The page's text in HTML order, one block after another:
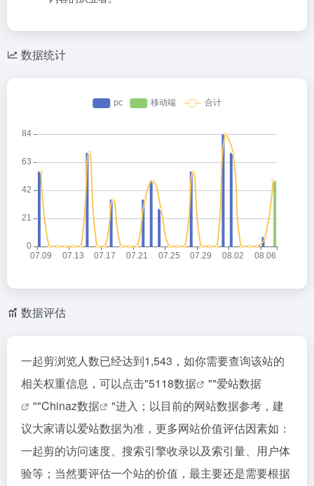
数据统计
数据评估
一起剪浏览人数已经达到1,543，如你需要查询该站的
相关权重信息，可以点击"5118数据 ""爱站数据
""Chinaz数据
"进入；以目前的网站数据参考，建
议大家请以爱站数据为准，更多网站价值评估因素如：
一起剪的访问速度、搜索引擎收录以及索引量、用户体
验等；当然要评估一个站的价值，最主要还是需要根据